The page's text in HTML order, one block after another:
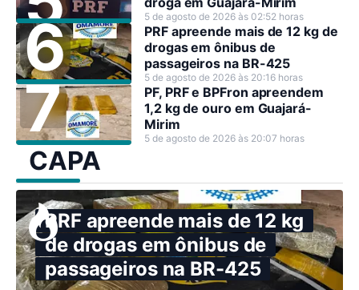
5 de agosto de 2026 às 02:52 horas
PRF apreende mais de 12 kg de
drogas em ônibus de
passageiros na BR-425
5 de agosto de 2026 às 20:16 horas
PF, PRF e BPFron apreendem
1,2 kg de ouro em Guajará-
Mirim
5 de agosto de 2026 às 20:07 horas
CAPA
PRF apreende mais de 12 kg
de drogas em ônibus de
passageiros na BR-425